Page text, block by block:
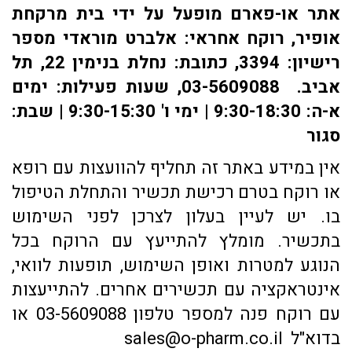
אתר או-פארם מופעל על ידי בית מרקחת
אופיר, רוקח אחראי: אלברט מוראדי מספר
רישיון: 3394, כתובת: ​נחלת בנימין 22, תל
אביב. 03-5609088, שעות פעילות: ימים
א-ה: 9:30-18:30 | ימי ו' 9:30-15:30 | שבת:
סגור
אין במידע באתר זה תחליף להוועצות עם רופא
או רוקח בטרם רכישת תכשיר והתחלת הטיפול
בו. יש לעיין בעלון לצרכן לפני השימוש
בתכשיר. מומלץ להתייעץ עם הרוקח בכל
הנוגע למטרות ואופן השימוש, תופעות לוואי,
אינטראקציה עם תכשירים אחרים. להתייעצות
עם רוקח פנה למספר טלפון 03-5609088 או
בדוא"ל sales@o-pharm.co.il